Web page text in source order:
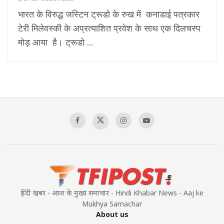
भारत के विरुद्ध जस्टिन ट्रूडो के रुख में कनाडाई पत्रकार
टेरी मिलेवस्की के अप्रत्याशित प्रवेश के साथ एक दिलचस्प
मोड़ आया है। ट्रूडो ...
हिंदी खबर - आज के मुख्य समाचार - Hindi Khabar News - Aaj ke
Mukhya Samachar
About us